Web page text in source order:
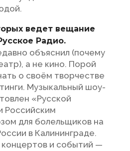
ведет вещание
Радио.
объяснил (почему
а не кино. Порой
о своём творчестве
Музыкальный шоу-
«Русской
Российским
для болельщиков на
в Калининграде.
и событий —